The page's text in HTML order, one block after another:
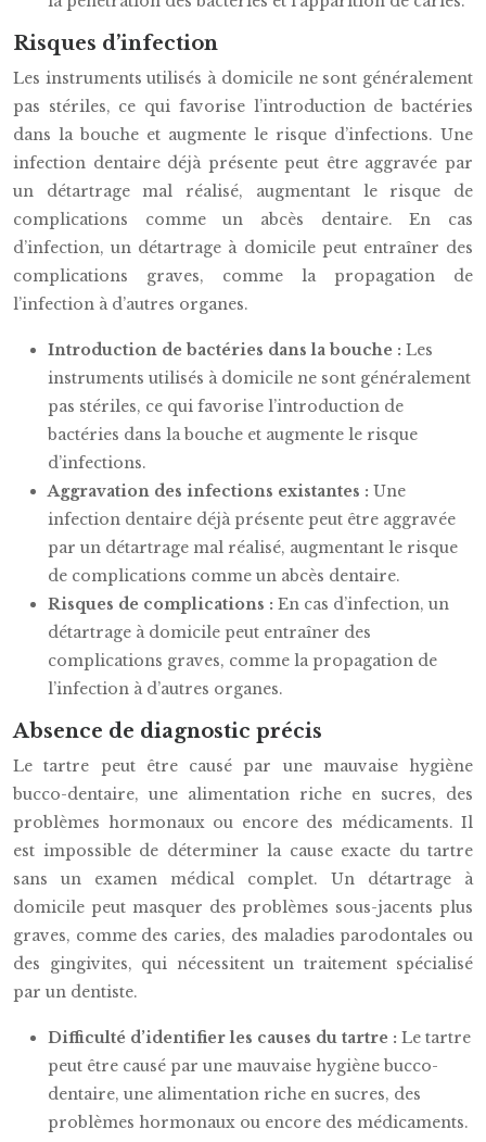
Risques d’infection
Les instruments utilisés à domicile ne sont généralement
pas stériles, ce qui favorise l’introduction de bactéries
dans la bouche et augmente le risque d’infections. Une
infection dentaire déjà présente peut être aggravée par
un détartrage mal réalisé, augmentant le risque de
complications comme un abcès dentaire. En cas
d’infection, un détartrage à domicile peut entraîner des
complications graves, comme la propagation de
l’infection à d’autres organes.
Introduction de bactéries dans la bouche : Les
instruments utilisés à domicile ne sont généralement
pas stériles, ce qui favorise l’introduction de
bactéries dans la bouche et augmente le risque
d’infections.
Aggravation des infections existantes : Une
infection dentaire déjà présente peut être aggravée
par un détartrage mal réalisé, augmentant le risque
de complications comme un abcès dentaire.
Risques de complications : En cas d’infection, un
détartrage à domicile peut entraîner des
complications graves, comme la propagation de
l’infection à d’autres organes.
Absence de diagnostic précis
Le tartre peut être causé par une mauvaise hygiène
bucco-dentaire, une alimentation riche en sucres, des
problèmes hormonaux ou encore des médicaments. Il
est impossible de déterminer la cause exacte du tartre
sans un examen médical complet. Un détartrage à
domicile peut masquer des problèmes sous-jacents plus
graves, comme des caries, des maladies parodontales ou
des gingivites, qui nécessitent un traitement spécialisé
par un dentiste.
Difficulté d’identifier les causes du tartre : Le tartre
peut être causé par une mauvaise hygiène bucco-
dentaire, une alimentation riche en sucres, des
problèmes hormonaux ou encore des médicaments.